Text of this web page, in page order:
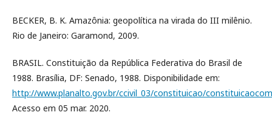
BECKER, B. K. Amazônia: geopolítica na virada do III milênio.
Rio de Janeiro: Garamond, 2009.
BRASIL. Constituição da República Federativa do Brasil de
1988. Brasília, DF: Senado, 1988. Disponibilidade em:
http://www.planalto.gov.br/ccivil_03/constituicao/
Acesso em 05 mar. 2020.